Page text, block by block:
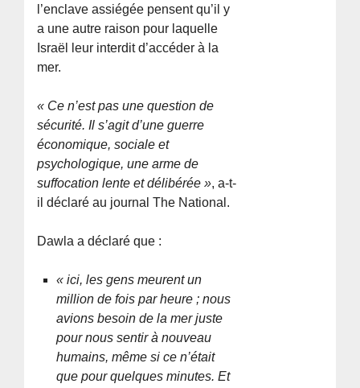
l’enclave assiégée pensent qu’il y
a une autre raison pour laquelle
Israël leur interdit d’accéder à la
mer.
« Ce n’est pas une question de
sécurité. Il s’agit d’une guerre
économique, sociale et
psychologique, une arme de
suffocation lente et délibérée », a-t-
il déclaré au journal The National.
Dawla a déclaré que :
« ici, les gens meurent un
million de fois par heure ; nous
avions besoin de la mer juste
pour nous sentir à nouveau
humains, même si ce n’était
que pour quelques minutes. Et